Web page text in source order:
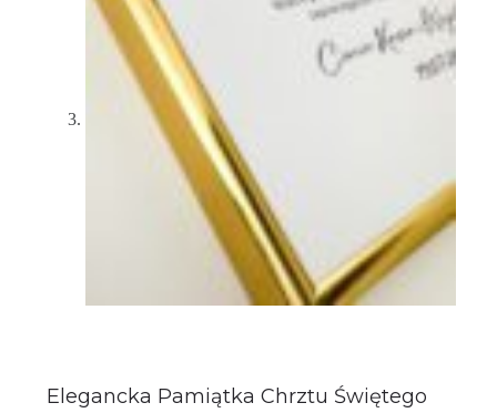
Elegancka Pamiątka Chrztu Świętego